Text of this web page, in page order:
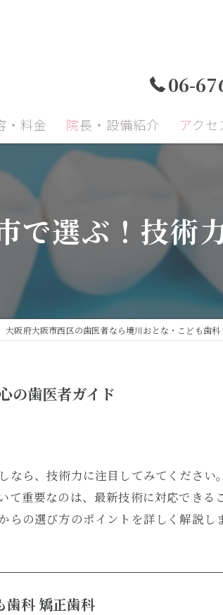
06-
・料金
小児歯科
関節症 予防治療
再生療法 インプラント
れ歯治療
院長・設備紹介 アク
で選ぶ！技術
大阪府大阪市西区の歯医者なら境川おとな・こども歯科
の歯医者ガイド
なら、技術力に注目してみてくださ
重要なのは、最新技術に対応でき
の選び方のポイントを詳しく解説しま
歯科 矯正歯科